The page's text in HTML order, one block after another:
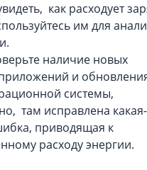
как расходует
им для
наличие новых
и
системы,
там исправлена какая-
приводящая к
расходу энергии.